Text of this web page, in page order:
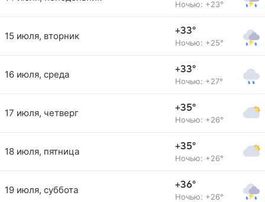
Ночью: +23°
15 июля, вторник +33°
Ночью: +25°
16 июля, среда +33°
Ночью: +27°
17 июля, четверг +35°
Ночью: +26°
18 июля, пятница +35°
Ночью: +26°
19 июля, суббота +36°
Ночью: +26°